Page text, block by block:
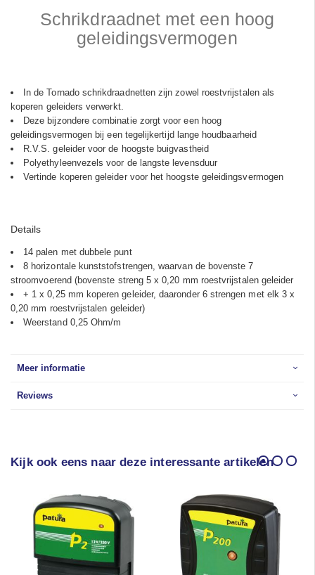
Schrikdraadnet met een hoog
geleidingsvermogen
In de Tornado schrikdraadnetten zijn zowel roestvrijstalen als
koperen geleiders verwerkt.
Deze bijzondere combinatie zorgt voor een hoog
geleidingsvermogen bij een tegelijkertijd lange houdbaarheid
R.V.S. geleider voor de hoogste buigvastheid
Polyethyleenvezels voor de langste levensduur
Vertinde koperen geleider voor het hoogste geleidingsvermogen
Details
14 palen met dubbele punt
8 horizontale kunststofstrengen, waarvan de bovenste 7
stroomvoerend (bovenste streng 5 x 0,20 mm roestvrijstalen geleider
+ 1 x 0,25 mm koperen geleider, daaronder 6 strengen met elk 3 x
0,20 mm roestvrijstalen geleider)
Weerstand 0,25 Ohm/m
Meer informatie
Reviews
Kijk ook eens naar deze interessante artikelen